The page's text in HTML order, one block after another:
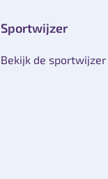
Sportwijzer
Bekijk de sportwijzer